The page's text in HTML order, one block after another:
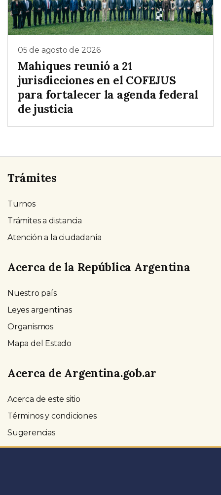
05 de agosto de 2026
Mahiques reunió a 21
jurisdicciones en el COFEJUS
para fortalecer la agenda federal
de justicia
Trámites
Turnos
Trámites a distancia
Atención a la ciudadanía
Acerca de la República Argentina
Nuestro país
Leyes argentinas
Organismos
Mapa del Estado
Acerca de Argentina.gob.ar
Acerca de este sitio
Términos y condiciones
Sugerencias